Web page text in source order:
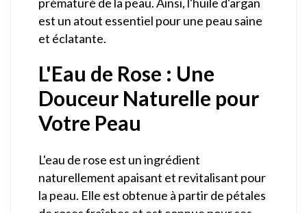
est un atout essentiel pour une peau saine
et éclatante.
L'Eau de Rose : Une
Douceur Naturelle pour
Votre Peau
L'eau de rose est un ingrédient
naturellement apaisant et revitalisant pour
la peau. Elle est obtenue à partir de pétales